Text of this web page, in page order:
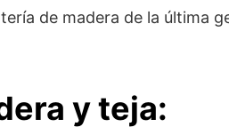
de madera de la última
y teja: